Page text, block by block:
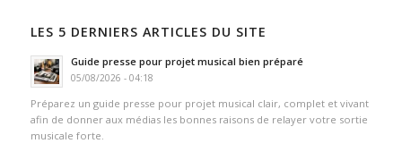
LES 5 DERNIERS ARTICLES DU SITE
Guide presse pour projet musical bien préparé
05/08/2026 - 04:18
Préparez un guide presse pour projet musical clair, complet et vivant
afin de donner aux médias les bonnes raisons de relayer votre sortie
musicale forte.